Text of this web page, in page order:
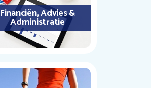
Financiën, Advies &
Administratie